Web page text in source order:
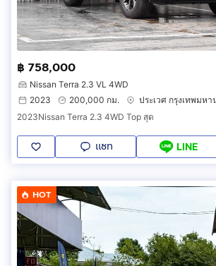
฿ 758,000
Nissan Terra 2.3 VL 4WD
2023
200,000 กม.
ประเวศ กรุงเทพมหา
2023Nissan Terra 2.3 4WD Top สุด
แชท LINE
HOT